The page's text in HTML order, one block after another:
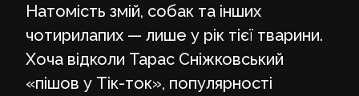
Натомість змій, собак та інших
чотирилапих — лише у рік тієї тварини.
Хоча відколи Тарас Сніжковський
«пішов у Тік-ток», популярності